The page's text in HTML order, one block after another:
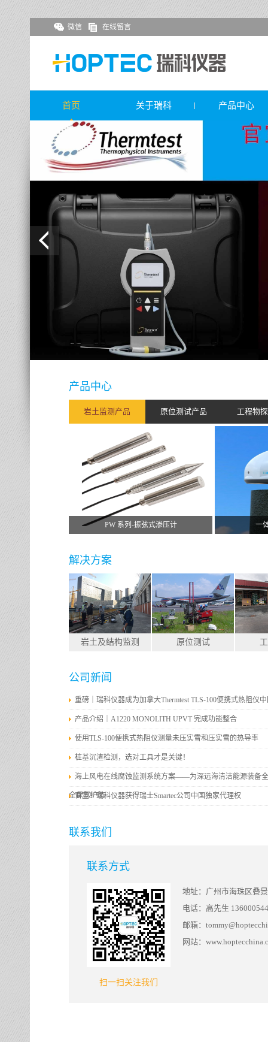
微信 在线留言
首页 关于瑞科 产品中心
产品中心
岩土监测产品 原位测试产品 工程物
PW 系列-振弦式渗压计 一
解决方案
岩土及结构监测 原位测试
公司新闻
重磅｜瑞科仪器成为加拿大Thermtest TLS-100便携式热阻仪
产品介绍｜A1220 MONOLITH UPVT 完成功能整合
使用TLS-100便携式热阻仪测量未压实雪和压实雪的热导率
桩基沉渣检测，选对工具才是关键！
海上风电在线腐蚀监测系统方案——为深远海清洁能源装备
全保驾护航
官宣！瑞科仪器获得瑞士Smartec公司中国独家代理权
联系我们
联系方式
扫一扫关注我们
地址：广州市海珠区叠
电话：高先生
邮箱：
网站：